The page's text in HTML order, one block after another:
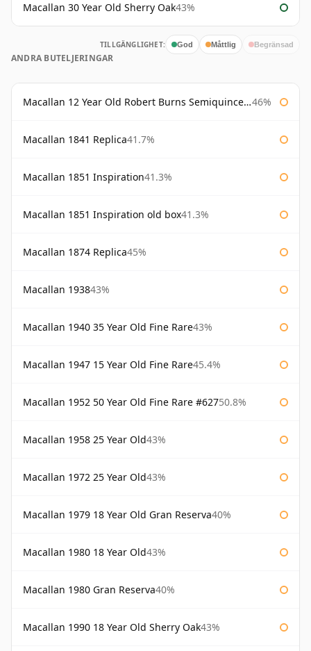
Macallan 30 Year Old Sherry Oak43%
TILLGÄNGLIGHET: God Måttlig Begränsad
ANDRA BUTELJERINGAR
Macallan 12 Year Old Robert Burns Semiquincentenary 46%
Macallan 1841 Replica41.7%
Macallan 1851 Inspiration41.3%
Macallan 1851 Inspiration old box41.3%
Macallan 1874 Replica45%
Macallan 193843%
Macallan 1940 35 Year Old Fine Rare43%
Macallan 1947 15 Year Old Fine Rare45.4%
Macallan 1952 50 Year Old Fine Rare #62750.8%
Macallan 1958 25 Year Old43%
Macallan 1972 25 Year Old43%
Macallan 1979 18 Year Old Gran Reserva40%
Macallan 1980 18 Year Old43%
Macallan 1980 Gran Reserva40%
Macallan 1990 18 Year Old Sherry Oak43%